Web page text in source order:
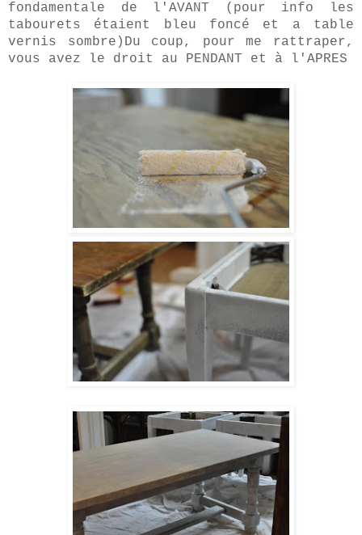
fondamentale de l'AVANT (pour info les
tabourets étaient bleu foncé et a table
vernis sombre) Du coup, pour me rattraper,
vous avez le droit au PENDANT et à l'APRES